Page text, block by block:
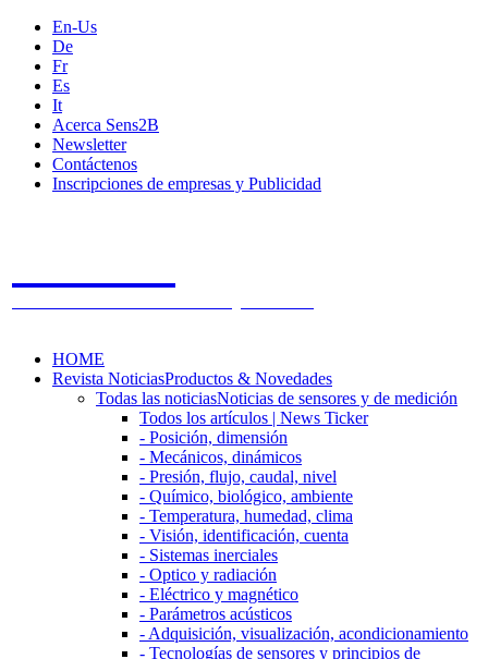
En-Us
De
Fr
Es
It
Acerca Sens2B
Newsletter
Contáctenos
Inscripciones de empresas y Publicidad
HOME
Revista NoticiasProductos & Novedades
Todas las noticiasNoticias de sensores y de medición
Todos los artículos | News Ticker
- Posición, dimensión
- Mecánicos, dinámicos
- Presión, flujo, caudal, nivel
- Químico, biológico, ambiente
- Temperatura, humedad, clima
- Visión, identificación, cuenta
- Sistemas inerciales
- Optico y radiación
- Eléctrico y magnético
- Parámetros acústicos
- Adquisición, visualización, acondicionamiento
- Tecnologías de sensores y principios de